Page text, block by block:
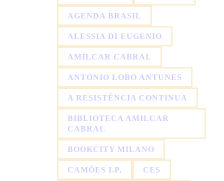
AGENDA BRASIL
ALESSIA DI EUGENIO
AMÍLCAR CABRAL
ANTÓNIO LOBO ANTUNES
A RESISTÊNCIA CONTINUA
BIBLIOTECA AMILCAR
CABRAL
BOOKCITY MILANO
CAMÕES I.P. CES